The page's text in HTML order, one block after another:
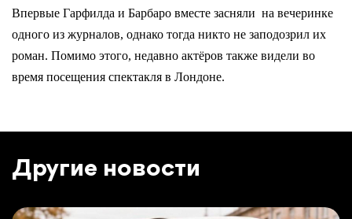
Впервые Гарфилда и Барбаро вместе засняли на вечеринке
одного из журналов, однако тогда никто не заподозрил их
роман. Помимо этого, недавно актёров также видели во
время посещения спектакля в Лондоне.
Другие новости